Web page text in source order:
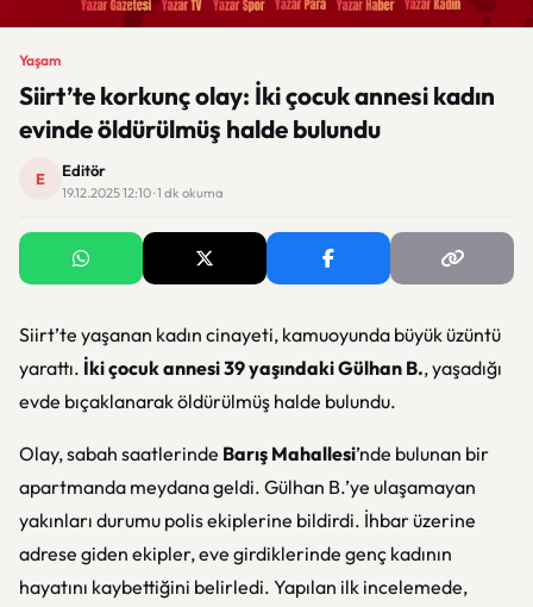
Yaşam
Siirt’te korkunç olay: İki çocuk annesi kadın
evinde öldürülmüş halde bulundu
E Editör
19.12.2025 12:10 · 1 dk okuma
Siirt’te yaşanan kadın cinayeti, kamuoyunda büyük üzüntü
yarattı. İki çocuk annesi 39 yaşındaki Gülhan B., yaşadığı
evde bıçaklanarak öldürülmüş halde bulundu.
Olay, sabah saatlerinde Barış Mahallesi’nde bulunan bir
apartmanda meydana geldi. Gülhan B.’ye ulaşamayan
yakınları durumu polis ekiplerine bildirdi. İhbar üzerine
adrese giden ekipler, eve girdiklerinde genç kadının
hayatını kaybettiğini belirledi. Yapılan ilk incelemede,